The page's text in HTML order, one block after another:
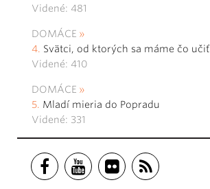
Videné: 481
DOMÁCE
Svätci, od ktorých sa máme čo učiť
Videné: 410
DOMÁCE
Mladí mieria do Popradu
Videné: 331